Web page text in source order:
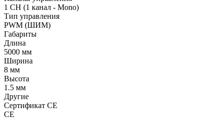
1 CH (1 канал - Mono)
Тип управления
PWM (ШИМ)
Габариты
Длина
5000 мм
Ширина
8 мм
Высота
1.5 мм
Другие
Сертификат CE
CE